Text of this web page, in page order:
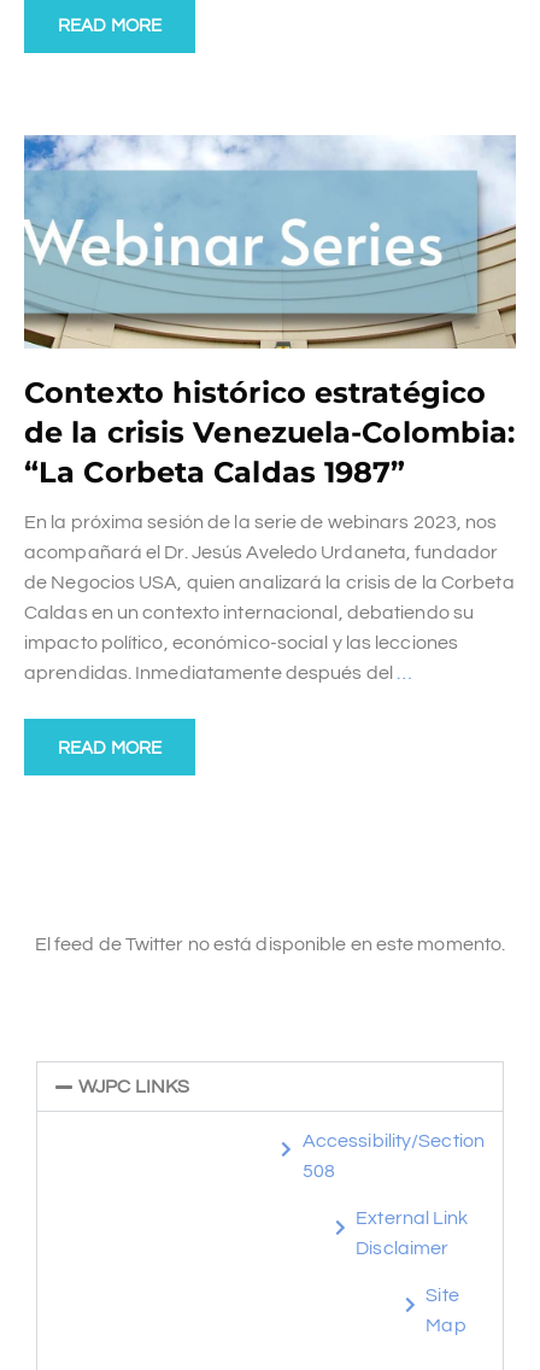
READ MORE
Contexto histórico estratégico
de la crisis Venezuela-Colombia:
“La Corbeta Caldas 1987”
En la próxima sesión de la serie de webinars 2023, nos
acompañará el Dr. Jesús Aveledo Urdaneta, fundador
de Negocios USA, quien analizará la crisis de la Corbeta
Caldas en un contexto internacional, debatiendo su
impacto político, económico-social y las lecciones
aprendidas. Inmediatamente después del
READ MORE
El feed de Twitter no está disponible en este momento.
WJPC LINKS
Accessibility/Section
508
External Link
Disclaimer
Site
Map